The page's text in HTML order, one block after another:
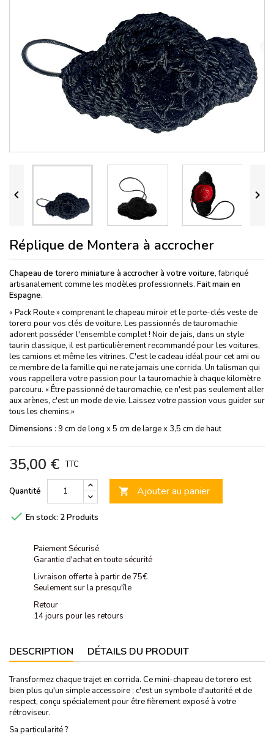
 
Réplique de Montera à accrocher
Chapeau de torero miniature à accrocher à votre voiture, fabriqué
artisanalement comme les modèles professionnels. Fait main en
Espagne.
« Pack Route » comprenant le chapeau miroir et le porte-clés veste de
torero pour vos clés de voiture. Les passionnés de tauromachie
adorent posséder l'ensemble complet ! Noir de jais, dans un style
taurin classique, il est particulièrement recommandé pour les voitures,
les camions et même les vitrines. C'est le cadeau idéal pour cet ami ou
ce membre de la famille qui ne rate jamais une corrida. Un talisman qui
vous rappellera votre passion pour la tauromachie à chaque kilomètre
parcouru. « Être passionné de tauromachie, ce n'est pas seulement aller
aux arènes, c'est un mode de vie. Laissez votre passion vous guider sur
tous les chemins.»
Dimensions : 9 cm de long x 5 cm de large x 3,5 cm de haut
35,00 € TTC
Quantité  Ajouter au panier
 En stock: 2 Produits
Paiement Sécurisé
Garantie d'achat en toute sécurité
Livraison offerte à partir de 75€
Seulement sur la presqu'île
Retour
14 jours pour les retours
DESCRIPTION DÉTAILS DU PRODUIT
Transformez chaque trajet en corrida. Ce mini-chapeau de torero est
bien plus qu'un simple accessoire : c'est un symbole d'autorité et de
respect, conçu spécialement pour être fièrement exposé à votre
rétroviseur.
Sa particularité ?